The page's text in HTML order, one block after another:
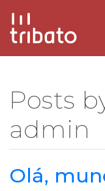
Posts
admin
Olá,